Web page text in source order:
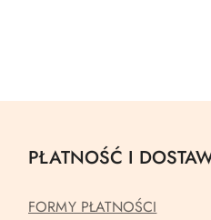
PŁATNOŚĆ I
FORMY PŁATNOŚCI